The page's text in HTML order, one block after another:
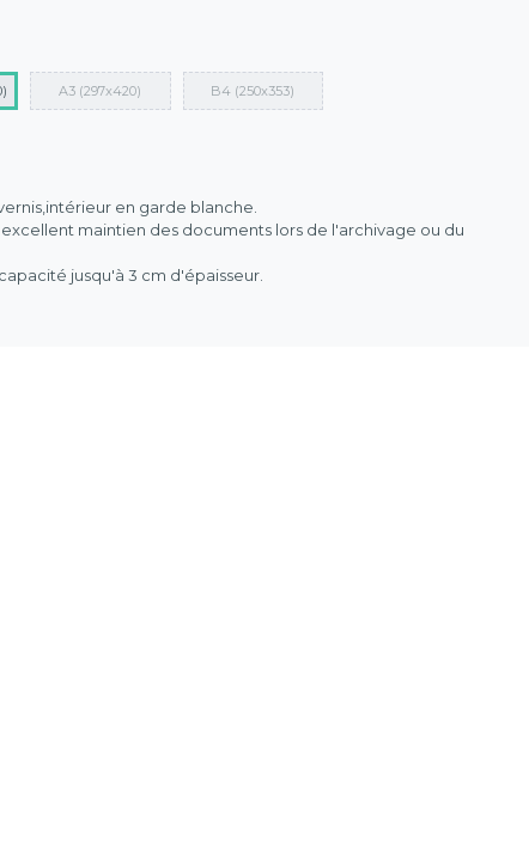
A3 (297x420) B4 (250x353)
en garde blanche.
maintien des documents lors de l'archivage ou du
jusqu'à 3 cm d'épaisseur.